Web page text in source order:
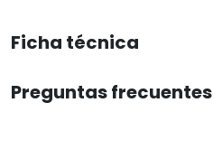
Ficha técnica
Preguntas frecuentes